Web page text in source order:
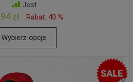
Jest
zł Rabat: 40 %
Wybierz opcje